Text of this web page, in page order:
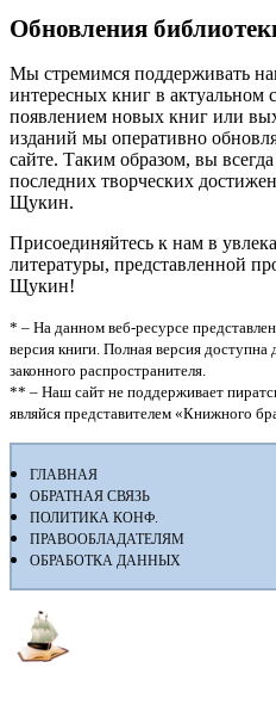
Обновления
Мы стремимся поддерживать
интересных книг в актуальном
появлением новых книг или
изданий мы оперативно
сайте. Таким образом, вы
последних творческих
Щукин.
Присоединяйтесь к нам в
литературы, представленной
Щукин!
* – На данном веб-ресурсе
версия книги. Полная версия доступна
законного распространителя.
** – Наш сайт не поддерживает
являйся представителем «Книжного
ГЛАВНАЯ
ОБРАТНАЯ СВЯЗЬ
ПОЛИТИКА КОНФ.
ПРАВООБЛАДАТЕЛЯМ
ОБРАБОТКА ДАННЫХ